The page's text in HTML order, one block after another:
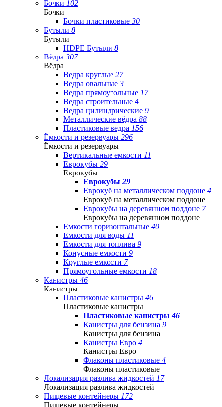
Бочки 102
Бочки
Бочки пластиковые 30
Бутыли 8
Бутыли
HDPE Бутыли 8
Вёдра 307
Вёдра
Ведра круглые 27
Ведра овальные 3
Ведра прямоугольные 17
Ведра строительные 4
Ведра цилиндрические 9
Металлические вёдра 88
Пластиковые ведра 156
Ёмкости и резервуары 296
Ёмкости и резервуары
Вертикальные емкости 11
Еврокубы 29
Еврокубы
Еврокубы 29
Еврокуб на металлическом поддоне 4
Еврокуб на металлическом поддоне
Еврокубы на деревянном поддоне 7
Еврокубы на деревянном поддоне
Емкости горизонтальные 40
Емкости для воды 11
Емкости для топлива 9
Конусные емкости 9
Круглые емкости 7
Прямоугольные емкости 18
Канистры 46
Канистры
Пластиковые канистры 46
Пластиковые канистры
Пластиковые канистры 46
Канистры для бензина 9
Канистры для бензина
Канистры Евро 4
Канистры Евро
Флаконы пластиковые 4
Флаконы пластиковые
Локализация разлива жидкостей 17
Локализация разлива жидкостей
Пищевые контейнеры 172
Пищевые контейнеры